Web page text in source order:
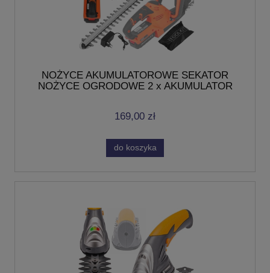
NOŻYCE AKUMULATOROWE SEKATOR
NOŻYCE OGRODOWE 2 x AKUMULATOR
169,00 zł
do koszyka